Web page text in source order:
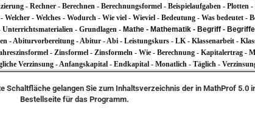
- Rechner - Berechnen - Berechnungsformel - Beispielaufgaben - Plotten
- Welches - Wodurch - Wie viel - Wieviel - Bedeutung - Was bedeutet -
- Grundlagen - Mathe - Mathematik - Begriff -
- Abiturvorbereitung - Abitur - Abi - Leistungskurs - LK - Klassenarbeit -
- Zinsformel - Zinsformeln - Wie - Berechnung - Kapitalertrag -
Verzinsung - Anfangskapital - Endkapital - Monatlich - Täglich -
Schaltfläche gelangen Sie zum Inhaltsverzeichnis der in MathProf 5.0
Bestellseite für das Programm.